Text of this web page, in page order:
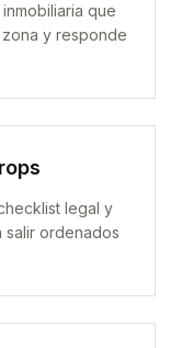
que
y responde
legal y
ordenados